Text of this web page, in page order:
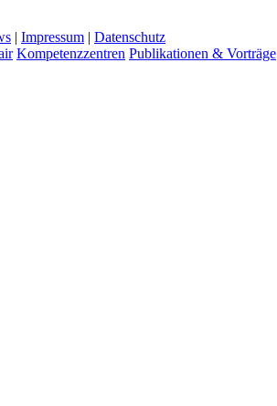
| Impressum | Datenschutz
Kompetenzzentren Publikationen & Vorträge